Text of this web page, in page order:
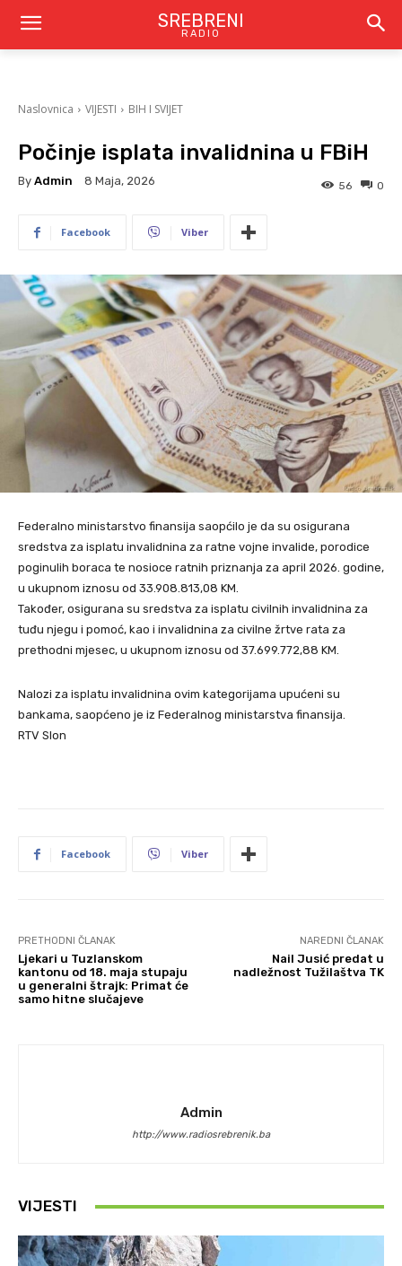
SREBRENI
RADIO
Naslovnica VIJESTI BIH I SVIJET
Počinje isplata invalidnina u FBiH
By Admin 8 Maja, 2026 0
56
Facebook Viber
Federalno ministarstvo finansija saopćilo je da su osigurana
sredstva za isplatu invalidnina za ratne vojne invalide, porodice
poginulih boraca te nosioce ratnih priznanja za april 2026. godine,
u ukupnom iznosu od 33.908.813,08 KM.
Također, osigurana su sredstva za isplatu civilnih invalidnina za
tuđu njegu i pomoć, kao i invalidnina za civilne žrtve rata za
prethodni mjesec, u ukupnom iznosu od 37.699.772,88 KM.
Nalozi za isplatu invalidnina ovim kategorijama upućeni su
bankama, saopćeno je iz Federalnog ministarstva finansija.
RTV Slon
Facebook Viber
PRETHODNI ČLANAK
Ljekari u Tuzlanskom
kantonu od 18. maja stupaju
u generalni štrajk: Primat će
samo hitne slučajeve
NAREDNI ČLANAK
Nail Jusić predat u
nadležnost Tužilaštva TK
Admin
http://www.radiosrebrenik.ba
VIJESTI